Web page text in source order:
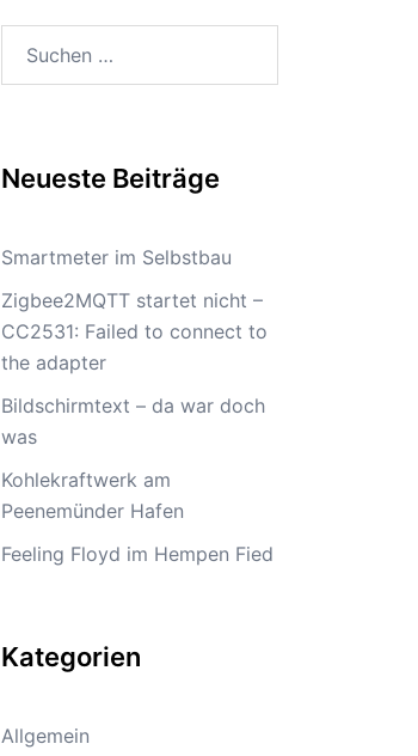
Neueste Beiträge
Smartmeter im Selbstbau
Zigbee2MQTT startet nicht –
CC2531: Failed to connect to
the adapter
Bildschirmtext – da war doch
was
Kohlekraftwerk am
Peenemünder Hafen
Feeling Floyd im Hempen Fied
Kategorien
Allgemein